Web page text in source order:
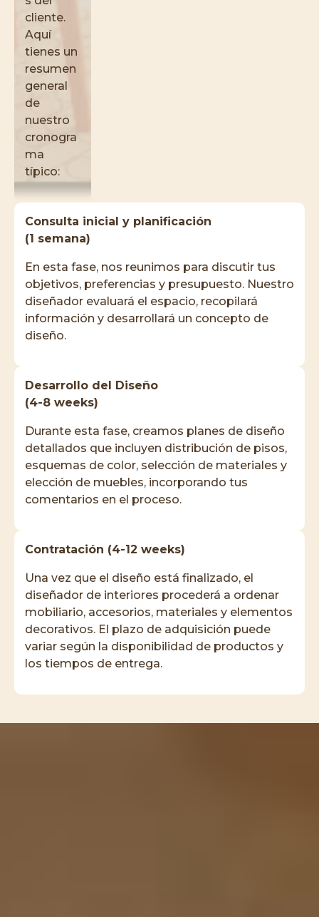
cliente.
Aquí
tienes un
resumen
general
de
nuestro
cronogra
ma
típico:
Consulta inicial y planificación
(1 semana)
En esta fase, nos reunimos para discutir tus
objetivos, preferencias y presupuesto. Nuestro
diseñador evaluará el espacio, recopilará
información y desarrollará un concepto de
diseño.
Desarrollo del Diseño
(4-8 weeks)
Durante esta fase, creamos planes de diseño
detallados que incluyen distribución de pisos,
esquemas de color, selección de materiales y
elección de muebles, incorporando tus
comentarios en el proceso.
Contratación (4-12 weeks)
Una vez que el diseño está finalizado, el
diseñador de interiores procederá a ordenar
mobiliario, accesorios, materiales y elementos
decorativos. El plazo de adquisición puede
variar según la disponibilidad de productos y
los tiempos de entrega.